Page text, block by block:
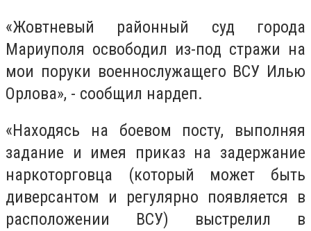
«Жовтневый районный суд города
Мариуполя освободил из-под стражи на
мои поруки военнослужащего ВСУ Илью
Орлова», - сообщил нардеп.
«Находясь на боевом посту, выполняя
задание и имея приказ на задержание
наркоторговца (который может быть
диверсантом и регулярно появляется в
расположении ВСУ) выстрелил в